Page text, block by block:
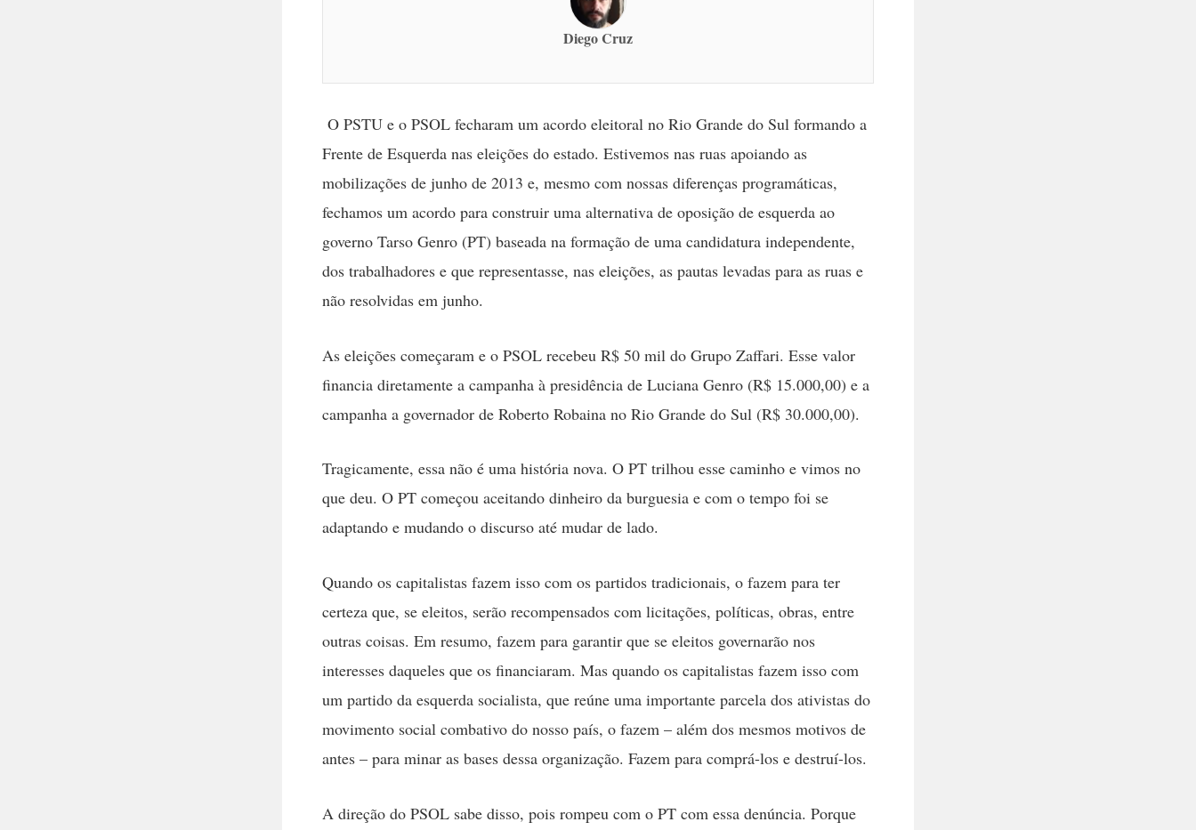
Diego Cruz
O PSTU e o PSOL fecharam um acordo eleitoral no Rio Grande do Sul formando a
Frente de Esquerda nas eleições do estado. Estivemos nas ruas apoiando as
mobilizações de junho de 2013 e, mesmo com nossas diferenças programáticas,
fechamos um acordo para construir uma alternativa de oposição de esquerda ao
governo Tarso Genro (PT) baseada na formação de uma candidatura independente,
dos trabalhadores e que representasse, nas eleições, as pautas levadas para as ruas e
não resolvidas em junho.
As eleições começaram e o PSOL recebeu R$ 50 mil do Grupo Zaffari. Esse valor
financia diretamente a campanha à presidência de Luciana Genro (R$ 15.000,00) e a
campanha a governador de Roberto Robaina no Rio Grande do Sul (R$ 30.000,00).
Tragicamente, essa não é uma história nova. O PT trilhou esse caminho e vimos no
que deu. O PT começou aceitando dinheiro da burguesia e com o tempo foi se
adaptando e mudando o discurso até mudar de lado.
Quando os capitalistas fazem isso com os partidos tradicionais, o fazem para ter
certeza que, se eleitos, serão recompensados com licitações, políticas, obras, entre
outras coisas. Em resumo, fazem para garantir que se eleitos governarão nos
interesses daqueles que os financiaram. Mas quando os capitalistas fazem isso com
um partido da esquerda socialista, que reúne uma importante parcela dos ativistas do
movimento social combativo do nosso país, o fazem – além dos mesmos motivos de
antes – para minar as bases dessa organização. Fazem para comprá-los e destruí-los.
A direção do PSOL sabe disso, pois rompeu com o PT com essa denúncia. Porque